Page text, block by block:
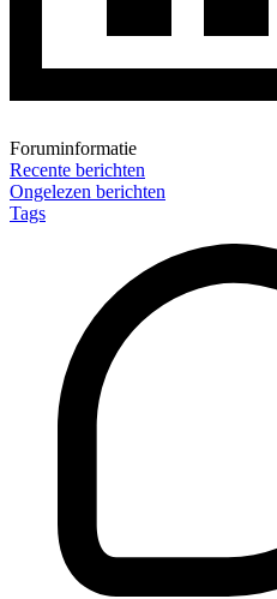
Foruminformatie
Recente berichten
Ongelezen berichten
Tags